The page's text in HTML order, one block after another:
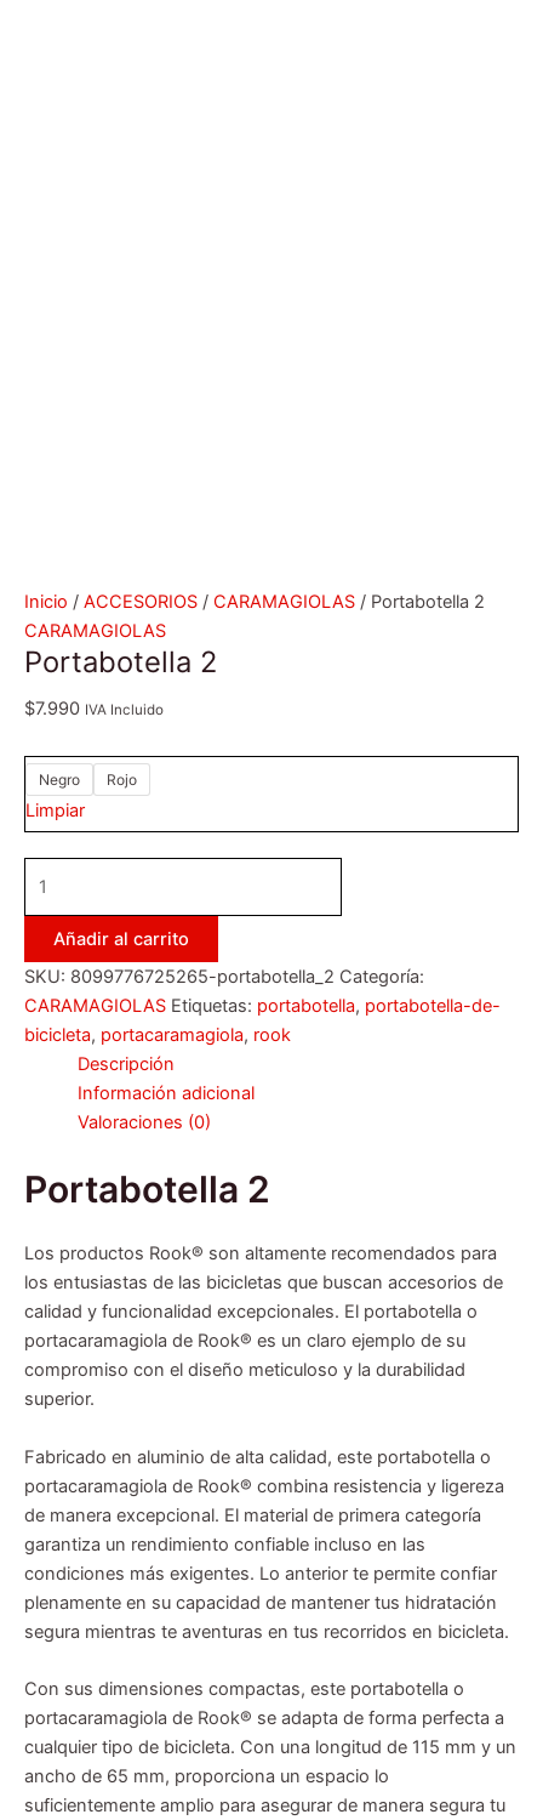
Inicio / ACCESORIOS / CARAMAGIOLAS / Portabotella 2
CARAMAGIOLAS
Portabotella 2
$7.990 IVA Incluido
Negro Rojo
Limpiar
Añadir al carrito
SKU: 8099776725265-portabotella_2 Categoría:
CARAMAGIOLAS Etiquetas: portabotella, portabotella-de-
bicicleta, portacaramagiola, rook
Descripción
Información adicional
Valoraciones (0)
Portabotella 2
Los productos Rook® son altamente recomendados para
los entusiastas de las bicicletas que buscan accesorios de
calidad y funcionalidad excepcionales. El portabotella o
portacaramagiola de Rook® es un claro ejemplo de su
compromiso con el diseño meticuloso y la durabilidad
superior.
Fabricado en aluminio de alta calidad, este portabotella o
portacaramagiola de Rook® combina resistencia y ligereza
de manera excepcional. El material de primera categoría
garantiza un rendimiento confiable incluso en las
condiciones más exigentes. Lo anterior te permite confiar
plenamente en su capacidad de mantener tus hidratación
segura mientras te aventuras en tus recorridos en bicicleta.
Con sus dimensiones compactas, este portabotella o
portacaramagiola de Rook® se adapta de forma perfecta a
cualquier tipo de bicicleta. Con una longitud de 115 mm y un
ancho de 65 mm, proporciona un espacio lo
suficientemente amplio para asegurar de manera segura tu